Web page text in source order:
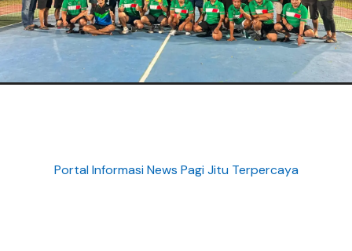
Portal Informasi News Pagi Jitu Terpercaya